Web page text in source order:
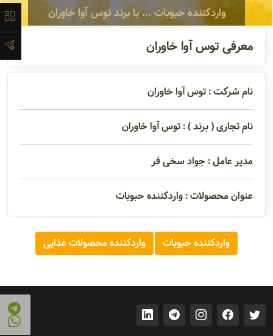
واردکننده حبوبات ... با برند توس آوا خاوران
آدرس و
اطلاعات
تماس
مدیران و
مسئولین
گالری
سابقه
شرکت
معرفی توس آوا خاوران
نام شرکت : توس آوا خاوران
نام تجاری ( برند ) : توس آوا خاوران
مدیر عامل : جواد سخی فر
عنوان محصولات : واردکننده حبوبات
واردکننده حبوبات واردکننده محصولات غذایی